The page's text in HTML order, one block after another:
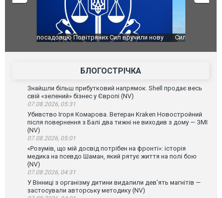
Сили оборони уразили Ярославський НПЗ:
атаку. ВІДЕО
Неймар
БЛОГОСТРІЧКА
Знайшли більш прибутковий напрямок. Shell продає весь
свій «зелений» бізнес у Європі (NV)
07.08.2026, 05:31
Убивство Ігоря Комарова. Ветеран Kraken Новостройний
після повернення з Балі два тижні не виходив з дому — ЗМІ
(NV)
07.08.2026, 05:01
«Розумів, що мій досвід потрібен на фронті»: історія
медика на псевдо Шаман, який рятує життя на полі бою
(NV)
07.08.2026, 04:31
У Вінниці з організму дитини видалили дев’ять магнітів —
застосували авторську методику (NV)